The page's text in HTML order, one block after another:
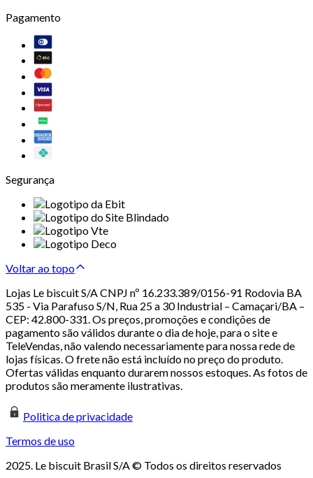
Pagamento
Segurança
Voltar ao topo
Lojas Le biscuit S/A CNPJ nº 16.233.389/0156-91 Rodovia BA
535 - Via Parafuso S/N, Rua 25 a 30 Industrial – Camaçari/BA –
CEP: 42.800-331. Os preços, promoções e condições de
pagamento são válidos durante o dia de hoje, para o site e
TeleVendas, não valendo necessariamente para nossa rede de
lojas físicas. O frete não está incluído no preço do produto.
Ofertas válidas enquanto durarem nossos estoques. As fotos de
produtos são meramente ilustrativas.
Politica de privacidade
Termos de uso
2025. Le biscuit Brasil S/A © Todos os direitos reservados